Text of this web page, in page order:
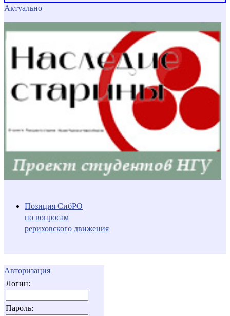
Актуально
Позиция СибРО
по вопросам
рериховского движения
Авторизация
Логин:
Пароль: